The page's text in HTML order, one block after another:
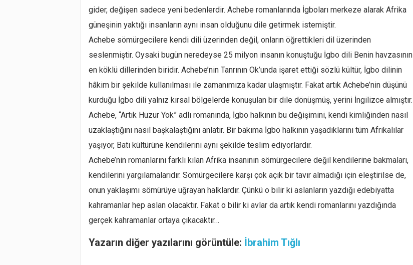
gider, değişen sadece yeni bedenlerdir. Achebe romanlarında İgboları merkeze alarak Afrika
güneşinin yaktığı insanların aynı insan olduğunu dile getirmek istemiştir.
Achebe sömürgecilere kendi dili üzerinden değil, onların öğrettikleri dil üzerinden
seslenmiştir. Oysaki bugün neredeyse 25 milyon insanın konuştuğu İgbo dili Benin havzasının
en köklü dillerinden biridir. Achebe’nin Tanrının Ok’unda işaret ettiği sözlü kültür, İgbo dilinin
hâkim bir şekilde kullanılması ile zamanımıza kadar ulaşmıştır. Fakat artık Achebe’nin düşünü
kurduğu İgbo dili yalnız kırsal bölgelerde konuşulan bir dile dönüşmüş, yerini İngilizce almıştır.
Achebe, “Artık Huzur Yok” adlı romanında, İgbo halkının bu değişimini, kendi kimliğinden nasıl
uzaklaştığını nasıl başkalaştığını anlatır. Bir bakıma İgbo halkının yaşadıklarını tüm Afrikalılar
yaşıyor, Batı kültürüne kendilerini aynı şekilde teslim ediyorlardır.
Achebe’nin romanlarını farklı kılan Afrika insanının sömürgecilere değil kendilerine bakmaları,
kendilerini yargılamalarıdır. Sömürgecilere karşı çok açık bir tavır almadığı için eleştirilse de,
onun yaklaşımı sömürüye uğrayan halklardır. Çünkü o bilir ki aslanların yazdığı edebiyatta
kahramanlar hep aslan olacaktır. Fakat o bilir ki avlar da artık kendi romanlarını yazdığında
gerçek kahramanlar ortaya çıkacaktır…
Yazarın diğer yazılarını görüntüle: İbrahim Tığlı